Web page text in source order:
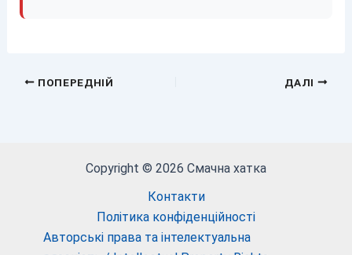
ПОПЕРЕДНІЙ ДАЛІ
Copyright © 2026 Смачна хатка
Контакти
Політика конфіденційності
Авторські права та інтелектуальна